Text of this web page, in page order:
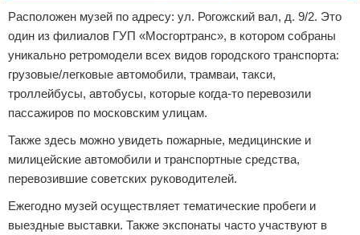
Расположен музей по адресу: ул. Рогожский вал, д. 9/2. Это
один из филиалов ГУП «Мосгортранс», в котором собраны
уникально ретромодели всех видов городского транспорта:
грузовые/легковые автомобили, трамваи, такси,
троллейбусы, автобусы, которые когда-то перевозили
пассажиров по московским улицам.
Также здесь можно увидеть пожарные, медицинские и
милицейские автомобили и транспортные средства,
перевозившие советских руководителей.
Ежегодно музей осуществляет тематические пробеги и
выездные выставки. Также экспонаты часто участвуют в